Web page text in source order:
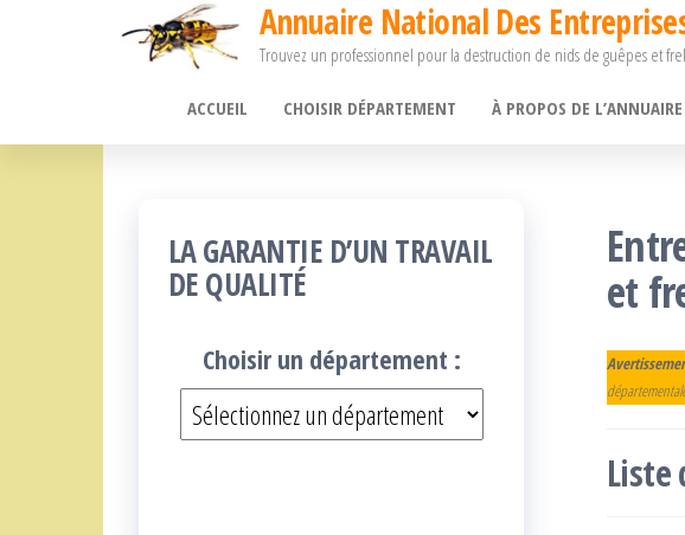
Annuaire National Des
Trouvez un professionnel pour la destruction de nids de guêpes et
ACCUEIL CHOISIR DÉPARTEMENT À PROPOS DE
et
Liste
LA GARANTIE D’UN TRAVAIL
DE QUALITÉ
Choisir un département :